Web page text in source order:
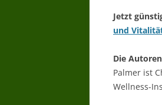
Jetzt
und
Die Autoren
Palmer ist
Wellness-